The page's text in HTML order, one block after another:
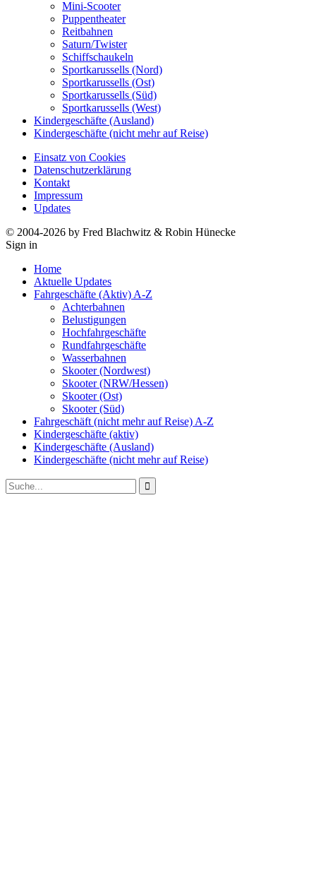
Mini-Scooter
Puppentheater
Reitbahnen
Saturn/Twister
Schiffschaukeln
Sportkarussells (Nord)
Sportkarussells (Ost)
Sportkarussells (Süd)
Sportkarussells (West)
Kindergeschäfte (Ausland)
Kindergeschäfte (nicht mehr auf Reise)
Einsatz von Cookies
Datenschutzerklärung
Kontakt
Impressum
Updates
© 2004-2026 by Fred Blachwitz & Robin Hünecke
Sign in
Home
Aktuelle Updates
Fahrgeschäfte (Aktiv) A-Z
Achterbahnen
Belustigungen
Hochfahrgeschäfte
Rundfahrgeschäfte
Wasserbahnen
Skooter (Nordwest)
Skooter (NRW/Hessen)
Skooter (Ost)
Skooter (Süd)
Fahrgeschäft (nicht mehr auf Reise) A-Z
Kindergeschäfte (aktiv)
Kindergeschäfte (Ausland)
Kindergeschäfte (nicht mehr auf Reise)